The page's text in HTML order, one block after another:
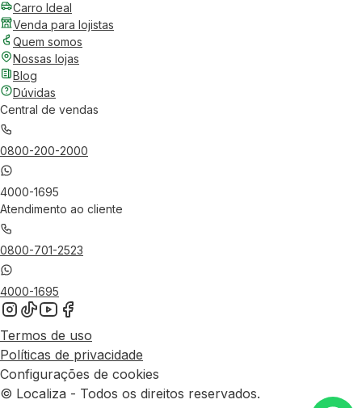
Carro Ideal
Venda para lojistas
Quem somos
Nossas lojas
Blog
Dúvidas
Central de vendas
0800-200-2000
4000-1695
Atendimento ao cliente
0800-701-2523
4000-1695
Termos de uso
Políticas de privacidade
Configurações de cookies
© Localiza - Todos os direitos reservados.